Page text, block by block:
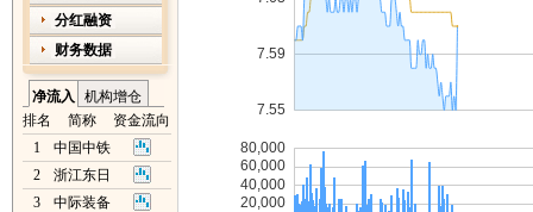
分红融资
财务数据
净流入
机构增仓
排名
简称
资金流向
1
中国中铁
2
浙江东日
3
中际装备